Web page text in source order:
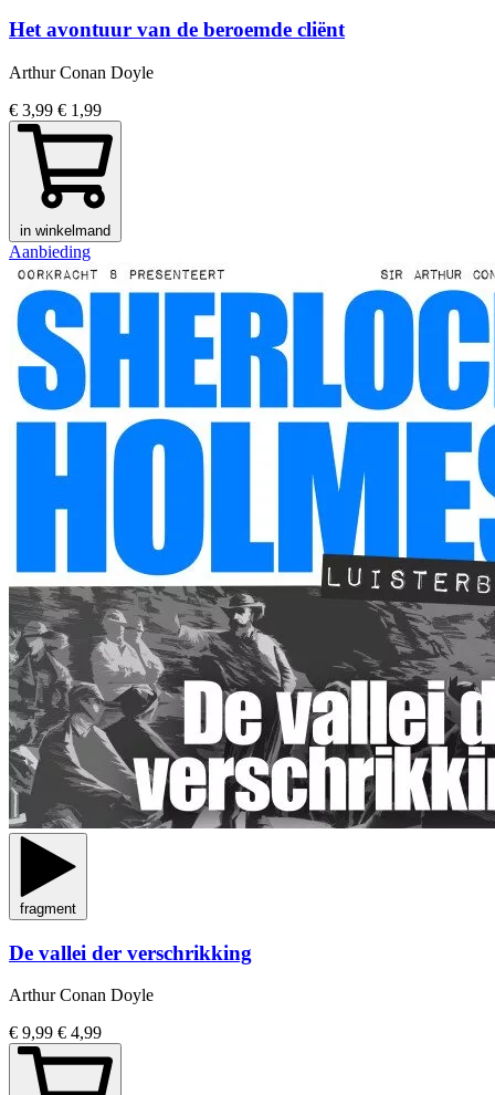
Het avontuur van de beroemde cliënt
Arthur Conan Doyle
€ 3,99 € 1,99
in winkelmand
Aanbieding
fragment
De vallei der verschrikking
Arthur Conan Doyle
€ 9,99 € 4,99